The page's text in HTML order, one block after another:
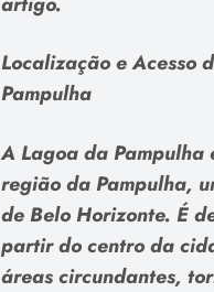
Localização e Acesso
Pampulha
A Lagoa da Pampulha
região da Pampulha,
de Belo Horizonte. É
partir do centro da
áreas circundantes,